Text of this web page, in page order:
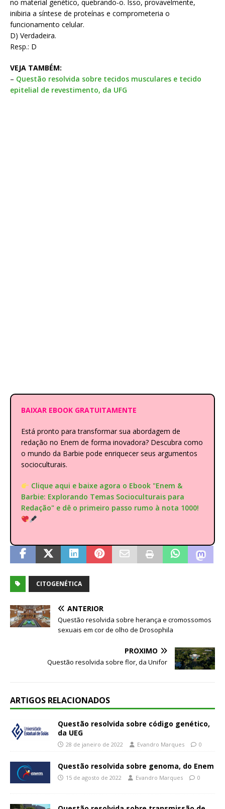
no material genético, quebrando-o. Isso, provavelmente,
inibiria a síntese de proteínas e comprometeria o
funcionamento celular.
D) Verdadeira.
Resp.: D
VEJA TAMBÉM:
– Questão resolvida sobre tecidos musculares e tecido
epitelial de revestimento, da UFG
BAIXAR EBOOK GRATUITAMENTE
Está pronto para transformar sua abordagem de
redação no Enem de forma inovadora? Descubra como
o mundo da Barbie pode enriquecer seus argumentos
socioculturais.
Clique aqui e baixe agora o Ebook "Enem &
Barbie: Explorando Temas Socioculturais para
Redação" e dê o primeiro passo rumo à nota 1000!
CITOGENÉTICA
ANTERIOR
Questão resolvida sobre herança e cromossomos
sexuais em cor de olho de Drosophila
PRÓXIMO
Questão resolvida sobre flor, da Unifor
ARTIGOS RELACIONADOS
Questão resolvida sobre código genético,
da UEG
28 de janeiro de 2022 Evandro Marques 0
Questão resolvida sobre genoma, do Enem
15 de agosto de 2022 Evandro Marques 0